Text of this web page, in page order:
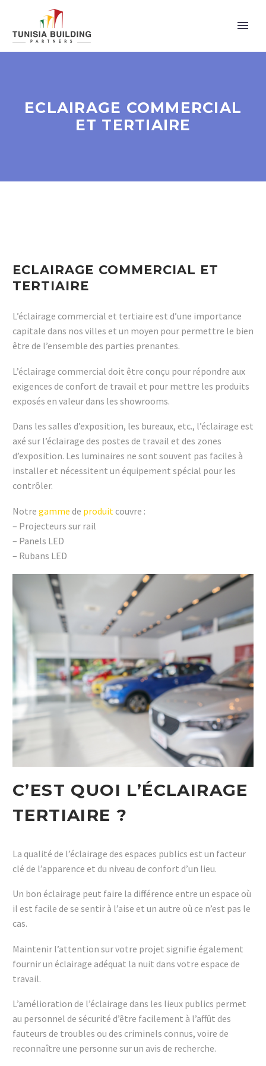
ECLAIRAGE COMMERCIAL
ET TERTIAIRE
ECLAIRAGE COMMERCIAL ET
TERTIAIRE
L’éclairage commercial et tertiaire est d’une importance
capitale dans nos villes et un moyen pour permettre le bien
être de l’ensemble des parties prenantes.
L’éclairage commercial doit être conçu pour répondre aux
exigences de confort de travail et pour mettre les produits
exposés en valeur dans les showrooms.
Dans les salles d’exposition, les bureaux, etc., l’éclairage est
axé sur l’éclairage des postes de travail et des zones
d’exposition. Les luminaires ne sont souvent pas faciles à
installer et nécessitent un équipement spécial pour les
contrôler.
Notre gamme de produit couvre :
– Projecteurs sur rail
– Panels LED
– Rubans LED
C’EST QUOI L’ÉCLAIRAGE
TERTIAIRE ?
La qualité de l’éclairage des espaces publics est un facteur
clé de l’apparence et du niveau de confort d’un lieu.
Un bon éclairage peut faire la différence entre un espace où
il est facile de se sentir à l’aise et un autre où ce n’est pas le
cas.
Maintenir l’attention sur votre projet signifie également
fournir un éclairage adéquat la nuit dans votre espace de
travail.
L’amélioration de l’éclairage dans les lieux publics permet
au personnel de sécurité d’être facilement à l’affût des
fauteurs de troubles ou des criminels connus, voire de
reconnaître une personne sur un avis de recherche.